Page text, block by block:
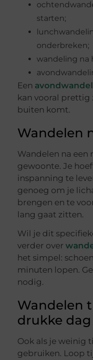
starten;
onderbreken;
wandeling na
Een
kan vooral prettig
buiten komt.
Wandelen
Wandelen na een
gewoonte. Je
inspanning te
genoeg om je
brengen en te
lang gaat zitten.
Wil je dit
verder over
het simpel:
minuten lopen.
nodig.
Wandelen
drukke dag
Ook als je weinig
gebruiken. Loop